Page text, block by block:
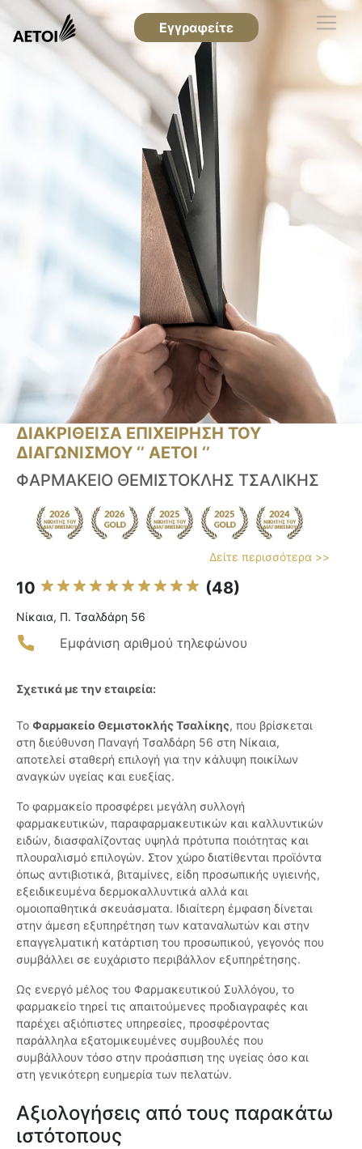
Εγγραφείτε
ΔΙΑΚΡΙΘΕΙΣΑ ΕΠΙΧΕΙΡΗΣΗ ΤΟΥ
ΔΙΑΓΩΝΙΣΜΟΥ ‘’ ΑΕΤΟΙ ‘’
ΦΑΡΜΑΚΕΙΟ ΘΕΜΙΣΤΟΚΛΗΣ ΤΣΑΛΙΚΗΣ
Δείτε περισσότερα >>
10 (48)
Νίκαια, Π. Τσαλδάρη 56
Εμφάνιση αριθμού τηλεφώνου
Σχετικά με την εταιρεία:
Το Φαρμακείο Θεμιστοκλής Τσαλίκης, που βρίσκεται
στη διεύθυνση Παναγή Τσαλδάρη 56 στη Νίκαια,
αποτελεί σταθερή επιλογή για την κάλυψη ποικίλων
αναγκών υγείας και ευεξίας.
Το φαρμακείο προσφέρει μεγάλη συλλογή
φαρμακευτικών, παραφαρμακευτικών και καλλυντικών
ειδών, διασφαλίζοντας υψηλά πρότυπα ποιότητας και
πλουραλισμό επιλογών. Στον χώρο διατίθενται προϊόντα
όπως αντιβιοτικά, βιταμίνες, είδη προσωπικής υγιεινής,
εξειδικευμένα δερμοκαλλυντικά αλλά και
ομοιοπαθητικά σκευάσματα. Ιδιαίτερη έμφαση δίνεται
στην άμεση εξυπηρέτηση των καταναλωτών και στην
επαγγελματική κατάρτιση του προσωπικού, γεγονός που
συμβάλλει σε ευχάριστο περιβάλλον εξυπηρέτησης.
Ως ενεργό μέλος του Φαρμακευτικού Συλλόγου, το
φαρμακείο τηρεί τις απαιτούμενες προδιαγραφές και
παρέχει αξιόπιστες υπηρεσίες, προσφέροντας
παράλληλα εξατομικευμένες συμβουλές που
συμβάλλουν τόσο στην προάσπιση της υγείας όσο και
στη γενικότερη ευημερία των πελατών.
Αξιολογήσεις από τους παρακάτω
ιστότοπους